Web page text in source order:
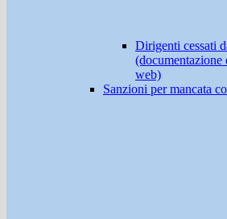
Dirigenti cessati
(documentazione
web)
Sanzioni per mancata